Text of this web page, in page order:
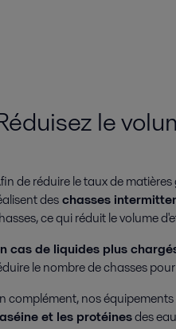
le
de réduire le taux de
deschasses
ce qui réduit le volume
cas de liquides plus
le nombre de chasses
complément, nos
et les protéinesdes